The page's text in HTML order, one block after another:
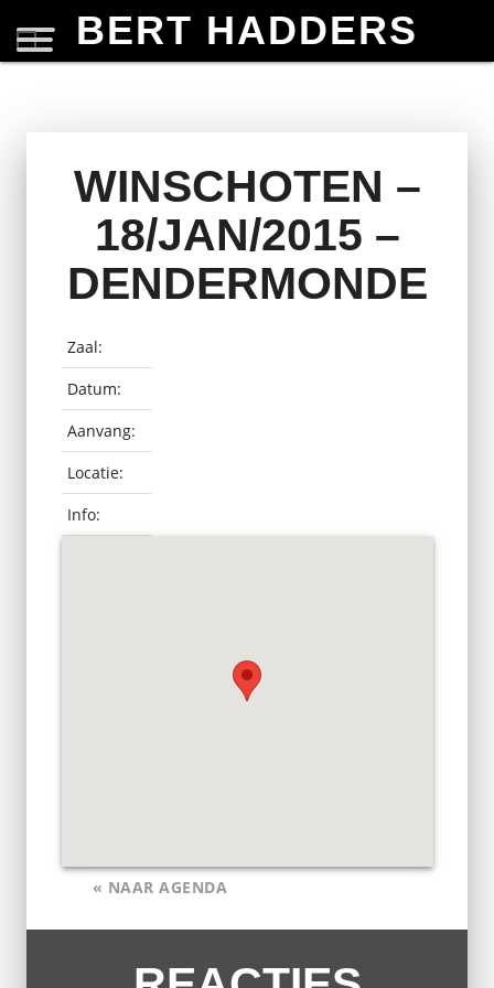
BERT HADDERS
WINSCHOTEN –
18/JAN/2015 –
DENDERMONDE
Zaal:
Datum:
Aanvang:
Locatie:
Info:
« NAAR AGENDA